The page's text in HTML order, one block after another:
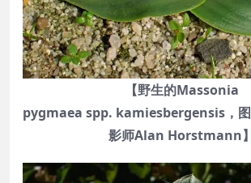
【野生的Massonia
pygmaea spp. kamiesbergensis，图
影师Alan Horstmann】